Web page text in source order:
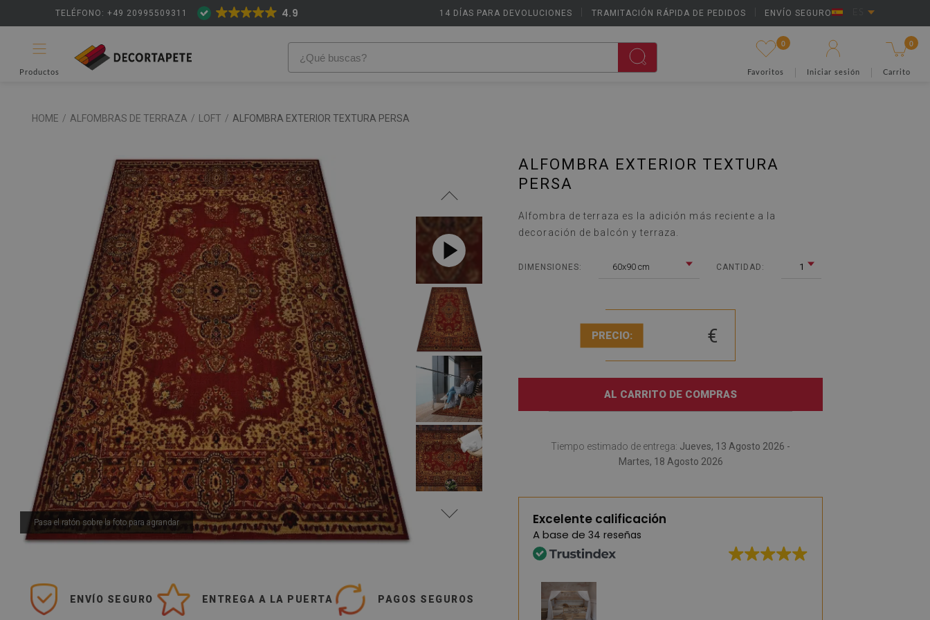
TELÉFONO: +49 20995509311 14 DÍAS PARA DEVOLUCIONES TRAMITACIÓN RÁPIDA DE PEDIDOS ENVÍO SEGURO
4.9
Productos
0
Favoritos Iniciar sesión
0
Carrito
HOME / ALFOMBRAS DE TERRAZA / LOFT / ALFOMBRA EXTERIOR TEXTURA PERSA
Pasa el ratón sobre la foto para agrandar
Pasa el ratón sobre la foto para agrandar
ENVÍO SEGURO ENTREGA A LA PUERTA PAGOS SEGUROS
ALFOMBRA EXTERIOR TEXTURA
PERSA
Alfombra de terraza es la adición más reciente a la
decoración de balcón y terraza.
DIMENSIONES: 60x90 cm CANTIDAD: 1
PRECIO: €
AL CARRITO DE COMPRAS
Tiempo estimado de entrega: Jueves, 13 Agosto 2026 -
Martes, 18 Agosto 2026
Excelente calificación
A base de 34 reseñas
Soy cliente habitual y la calidad